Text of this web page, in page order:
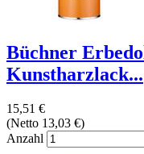
Büchner
Kunstharzlack...
15,51 €
(Netto 13,03 €)
Anzahl